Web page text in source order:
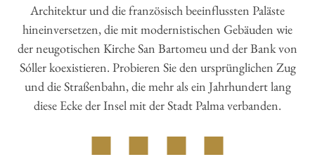
Architektur und die französisch beeinflussten Paläste
hineinversetzen, die mit modernistischen Gebäuden wie
der neugotischen Kirche San Bartomeu und der Bank von
Sóller koexistieren. Probieren Sie den ursprünglichen Zug
und die Straßenbahn, die mehr als ein Jahrhundert lang
diese Ecke der Insel mit der Stadt Palma verbanden.